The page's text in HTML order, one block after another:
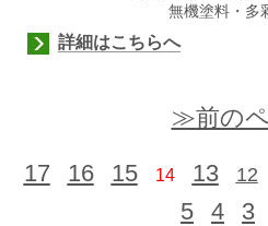
無機塗料・多
詳細はこちらへ
≫前の
17 16 1514 13 12
5
4 3